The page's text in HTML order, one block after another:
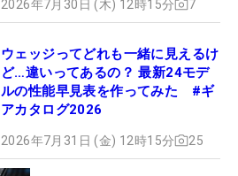
2026年7月30日 (木) 12時15分 7
ウェッジってどれも一緒に見えるけ
ど…違いってあるの？ 最新24モデ
ルの性能早見表を作ってみた #ギ
アカタログ2026
2026年7月31日 (金) 12時15分 25